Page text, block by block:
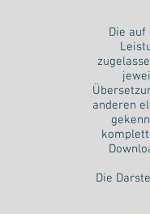
Die
anderen
Die